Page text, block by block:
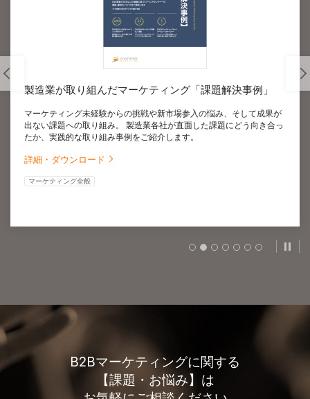
製造業が取り組んだマーケティング「課題解決事例」
マーケティング未経験からの挑戦や新市場参入の悩み、そして成果が
出ない課題への取り組み。 製造業各社が直面した課題にどう向き合っ
たか、実践的な取り組み事例をご紹介します。
詳細・ダウンロード
マーケティング全般
B2Bマーケティングに関する
【課題・お悩み】は